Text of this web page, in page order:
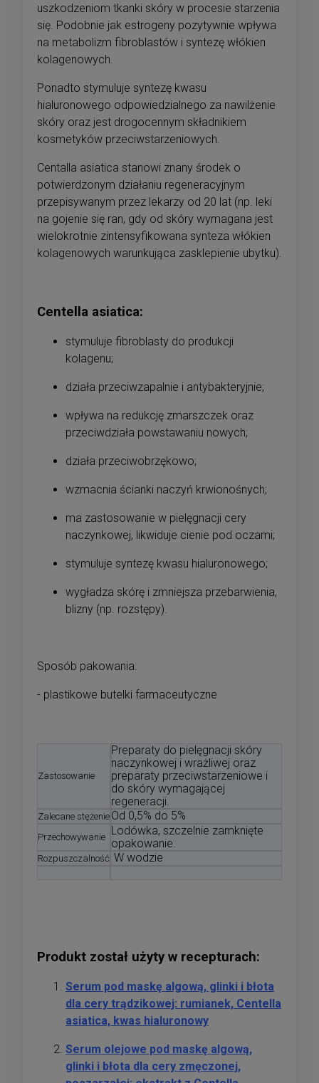
uszkodzeniom tkanki skóry w procesie starzenia
się. Podobnie jak estrogeny pozytywnie wpływa
na metabolizm fibroblastów i syntezę włókien
kolagenowych.
Ponadto stymuluje syntezę kwasu
hialuronowego odpowiedzialnego za nawilżenie
skóry oraz jest drogocennym składnikiem
kosmetyków przeciwstarzeniowych.
Centalla asiatica stanowi znany środek o
potwierdzonym działaniu regeneracyjnym
przepisywanym przez lekarzy od 20 lat (np. leki
na gojenie się ran, gdy od skóry wymagana jest
wielokrotnie zintensyfikowana synteza włókien
kolagenowych warunkująca zasklepienie ubytku).
Centella asiatica:
stymuluje fibroblasty do produkcji
kolagenu;
działa przeciwzapalnie i antybakteryjnie;
wpływa na redukcję zmarszczek oraz
przeciwdziała powstawaniu nowych;
działa przeciwobrzękowo;
wzmacnia ścianki naczyń krwionośnych;
ma zastosowanie w pielęgnacji cery
naczynkowej, likwiduje cienie pod oczami;
stymuluje syntezę kwasu hialuronowego;
wygładza skórę i zmniejsza przebarwienia,
blizny (np. rozstępy).
Sposób pakowania:
- plastikowe butelki farmaceutyczne
Zastosowanie
Preparaty do pielęgnacji skóry
naczynkowej i wrażliwej oraz
preparaty przeciwstarzeniowe i
do skóry wymagającej
regeneracji.
Zalecane stężenie Od 0,5% do 5%
Przechowywanie Lodówka, szczelnie zamknięte
opakowanie.
Rozpuszczalność W wodzie
Produkt został użyty w recepturach:
Serum pod maskę algową, glinki i błota
dla cery trądzikowej: rumianek, Centella
asiatica, kwas hialuronowy
Serum olejowe pod maskę algową,
glinki i błota dla cery zmęczonej,